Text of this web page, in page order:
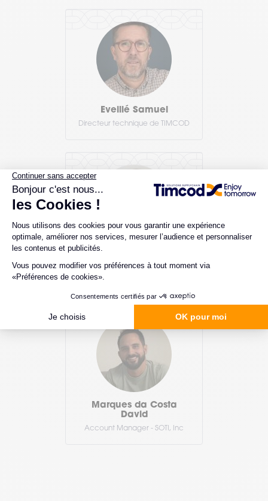
Eveillé Samuel
Directeur technique de TIMCOD
Team Lead Sales Engineer - SOTI,
Marques da Costa
David
Account Manager - SOTI, Inc